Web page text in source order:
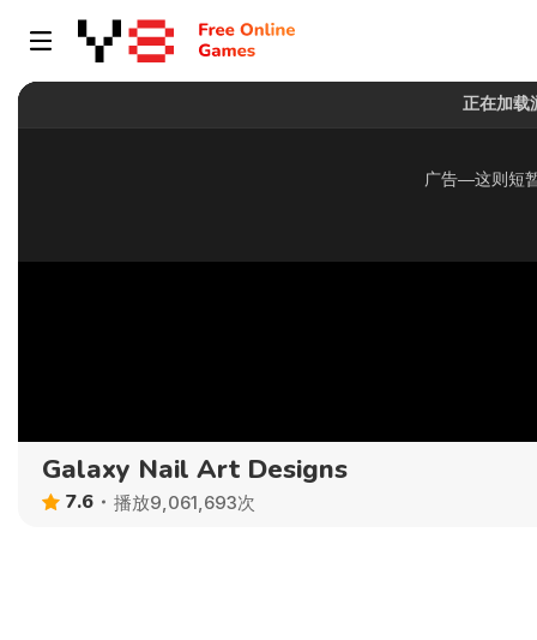
Galaxy Nail Art Designs
7.6 播放9,061,693次